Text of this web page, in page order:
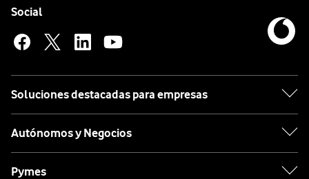
Social
Soluciones destacadas para empresas
Autónomos y Negocios
Pymes